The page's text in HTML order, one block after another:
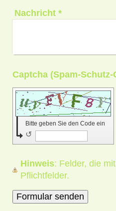
Nachricht*
Bitte geben Sie den Code ein
↺
Hinweis : Felder, die mit
Pflichtfelder.